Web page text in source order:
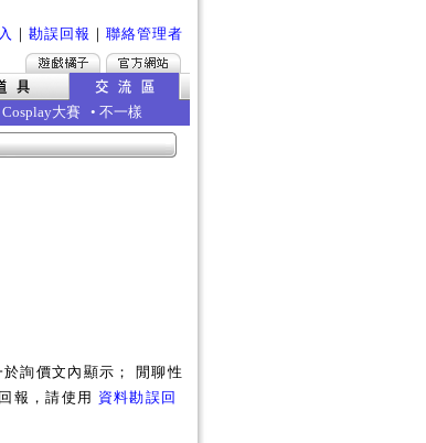
｜ 勘誤回報 ｜ 聯絡管理者
Cosplay大賽 • 不一樣
詢價文內顯示； 閒聊性
報，請使用 資料勘誤回